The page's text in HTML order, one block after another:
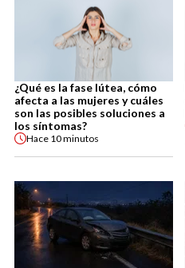
¿Qué es la fase lútea, cómo
afecta a las mujeres y cuáles
son las posibles soluciones a
los síntomas?
Hace 10 minutos